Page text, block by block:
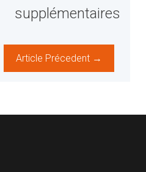
supplémentaires
Article Précedent →